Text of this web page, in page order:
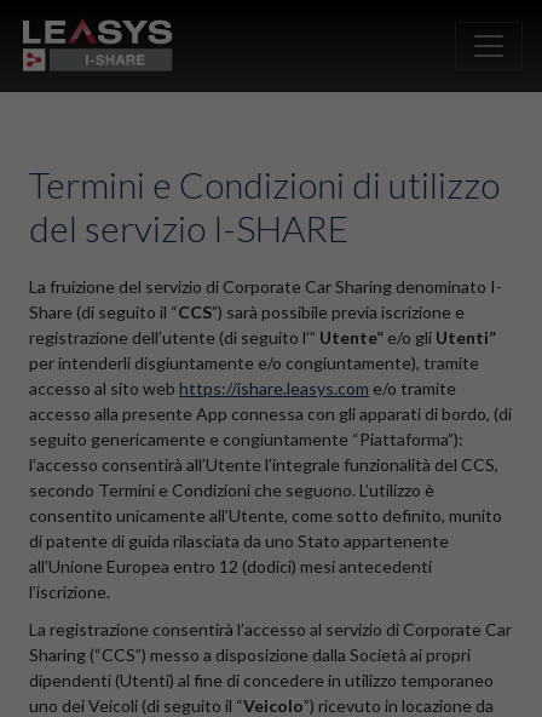
Salta al contenuto principale
Termini e Condizioni di utilizzo
del servizio I-SHARE
La fruizione del servizio di Corporate Car Sharing denominato I-
Share (di seguito il “CCS”) sarà possibile previa iscrizione e
registrazione dell’utente (di seguito l’” Utente” e/o gli Utenti”
per intenderli disgiuntamente e/o congiuntamente), tramite
accesso al sito web https://ishare.leasys.com e/o tramite
accesso alla presente App connessa con gli apparati di bordo, (di
seguito genericamente e congiuntamente “Piattaforma”):
l’accesso consentirà all’Utente l’integrale funzionalità del CCS,
secondo Termini e Condizioni che seguono. L’utilizzo è
consentito unicamente all’Utente, come sotto definito, munito
di patente di guida rilasciata da uno Stato appartenente
all’Unione Europea entro 12 (dodici) mesi antecedenti
l’iscrizione.
La registrazione consentirà l’accesso al servizio di Corporate Car
Sharing (“CCS”) messo a disposizione dalla Società ai propri
dipendenti (Utenti) al fine di concedere in utilizzo temporaneo
uno dei Veicoli (di seguito il “Veicolo”) ricevuto in locazione da